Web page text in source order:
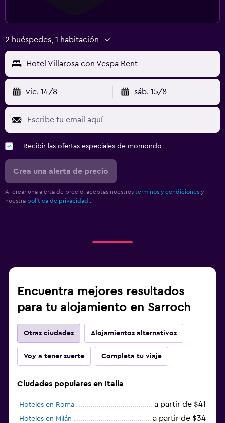
2 huéspedes, 1 habitación
Hotel Villarosa con Vespa Rent
vie. 14/8 sáb. 15/8
Recibir las ofertas especiales de momondo
Crea una alerta de precio
Al crear una alerta de precio, aceptas nuestros términos y condiciones y
nuestra política de privacidad.
Encuentra mejores resultados
para tu alojamiento en Sarroch
Otras ciudades Alojamientos alternativos
Voy a tener suerte Completa tu viaje
Ciudades populares en Italia
Hoteles en Roma a partir de $41
Hoteles en Milán a partir de $34